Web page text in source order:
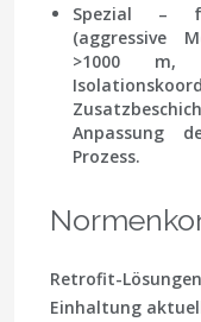
Spezial – für
(aggressive
>1000 m,
Anpassung
Prozess.
Retrofit-
Einhaltung